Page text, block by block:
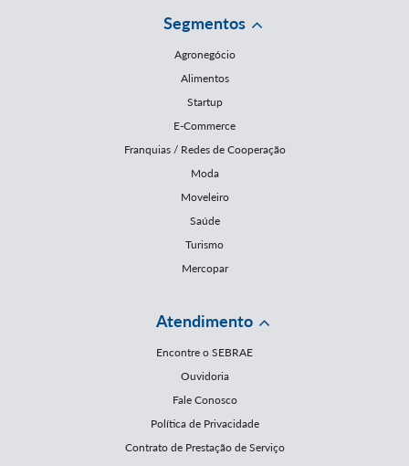
Segmentos
Agronegócio
Alimentos
Startup
E-Commerce
Franquias / Redes de Cooperação
Moda
Moveleiro
Saúde
Turismo
Mercopar
Atendimento
Encontre o SEBRAE
Ouvidoria
Fale Conosco
Política de Privacidade
Contrato de Prestação de Serviço